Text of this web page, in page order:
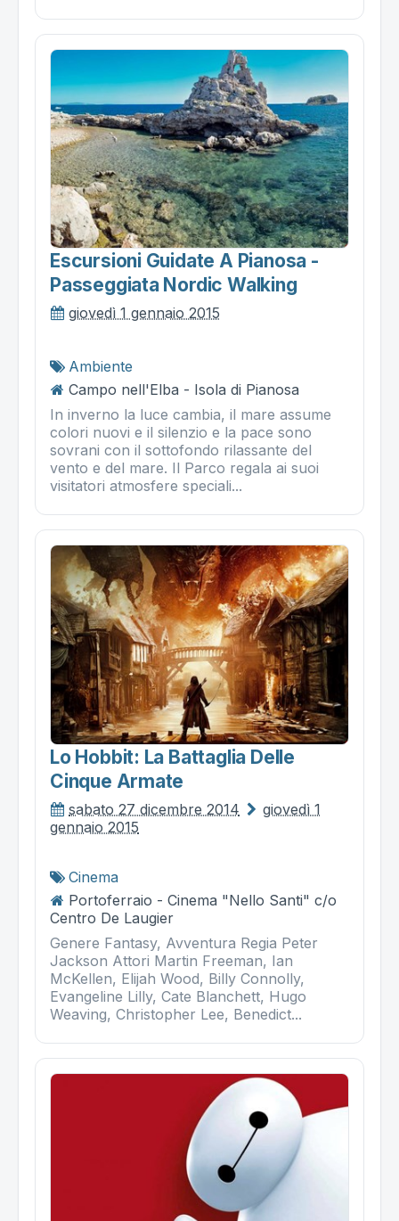
Escursioni Guidate A Pianosa -
Passeggiata Nordic Walking
giovedì 1 gennaio 2015
Ambiente
Campo nell'Elba - Isola di Pianosa
In inverno la luce cambia, il mare assume
colori nuovi e il silenzio e la pace sono
sovrani con il sottofondo rilassante del
vento e del mare. Il Parco regala ai suoi
visitatori atmosfere speciali...
Lo Hobbit: La Battaglia Delle
Cinque Armate
sabato 27 dicembre 2014
giovedì 1
gennaio 2015
Cinema
Portoferraio - Cinema "Nello Santi" c/o
Centro De Laugier
Genere Fantasy, Avventura Regia Peter
Jackson Attori Martin Freeman, Ian
McKellen, Elijah Wood, Billy Connolly,
Evangeline Lilly, Cate Blanchett, Hugo
Weaving, Christopher Lee, Benedict...